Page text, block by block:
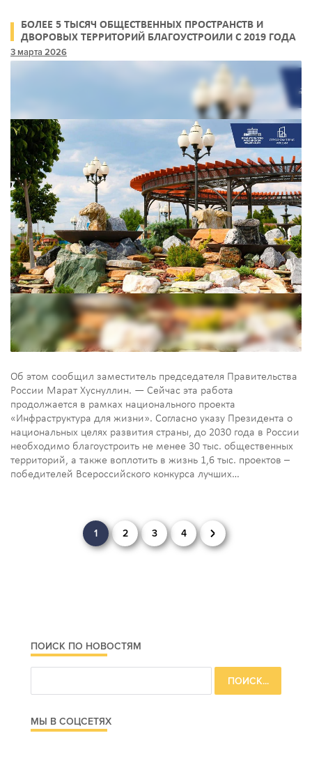
БОЛЕЕ 5 ТЫСЯЧ ОБЩЕСТВЕННЫХ ПРОСТРАНСТВ И
ДВОРОВЫХ ТЕРРИТОРИЙ БЛАГОУСТРОИЛИ С 2019 ГОДА
В ЮЖНОМ ФЕДЕРАЛЬНОМ ОКРУГЕ
3 марта 2026
Об этом сообщил заместитель председателя Правительства
России Марат Хуснуллин. — Сейчас эта работа
продолжается в рамках национального проекта
«Инфраструктура для жизни». Согласно указу Президента о
национальных целях развития страны, до 2030 года в России
необходимо благоустроить не менее 30 тыс. общественных
территорий, а также воплотить в жизнь 1,6 тыс. проектов –
победителей Всероссийского конкурса лучших…
Навигация
1 2 3 4
ПОИСК ПО НОВОСТЯМ
МЫ В СОЦСЕТЯХ